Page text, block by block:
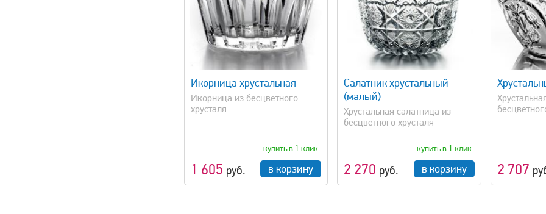
Икорница хрустальная
Икорница из бесцветного
хрусталя.
1 605 руб.
купить в 1 клик
в корзину
быстрый просмотр
Салатник хрустальный
(малый)
Хрустальная салатница из
бесцветного хрусталя
2 270 руб.
купить в 1 клик
в корзину
быстрый просмотр
2 707